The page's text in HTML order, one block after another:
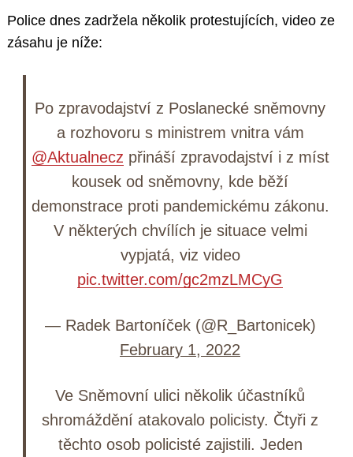
Police dnes zadržela několik protestujících, video ze
zásahu je níže:
Po zpravodajství z Poslanecké sněmovny
a rozhovoru s ministrem vnitra vám
@Aktualnecz přináší zpravodajství i z míst
kousek od sněmovny, kde běží
demonstrace proti pandemickému zákonu.
V některých chvílích je situace velmi
vypjatá, viz video
pic.twitter.com/gc2mzLMCyG
— Radek Bartoníček (@R_Bartonicek)
February 1, 2022
Ve Sněmovní ulici několik účastníků
shromáždění atakovalo policisty. Čtyři z
těchto osob policisté zajistili. Jeden